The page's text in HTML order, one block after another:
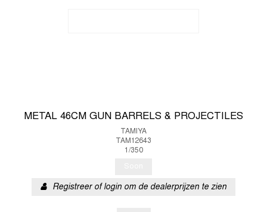
METAL 46CM GUN BARRELS & PROJECTILES
TAMIYA
TAM12643
1/350
Registreer of login om de dealerprijzen te zien